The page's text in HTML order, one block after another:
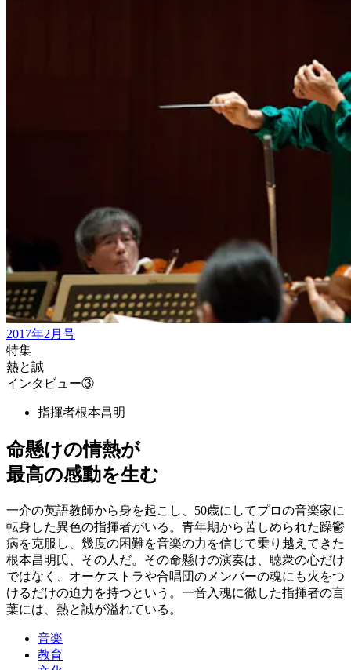
2017年2月号
特集
熱と誠
インタビュー③
指揮者根本昌明
命懸けの情熱が
最高の感動を生む
一介の英語教師から身を起こし、50歳にしてプロの音楽家に
転身した異色の指揮者がいる。青年期から苦しめられた躁鬱
病を克服し、幾度の困難を音楽の力を信じて乗り越えてきた
根本昌明氏、その人だ。その命懸けの演奏は、聴衆の心だけ
ではなく、オーケストラや合唱団のメンバーの魂にも火をつ
けるだけの迫力を持つという。一音入魂に徹した指揮者の言
葉には、熱と誠が溢れている。
音楽
教育